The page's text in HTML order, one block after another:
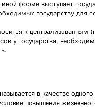
форме выступает
государству для
к централизованным
у государства,
в качестве одного
повышения